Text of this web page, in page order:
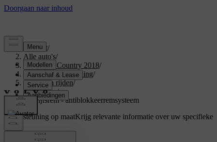
Support/
Alle auto's/
S60 Cross Country 2018/
Gebruikershandleiding/
Starten en rijden/
Remmen/
Bedrijfsrem - antiblokkeerremsysteem
Ondersteuning op maatKrijg relevante informatie over uw specifieke
auto.